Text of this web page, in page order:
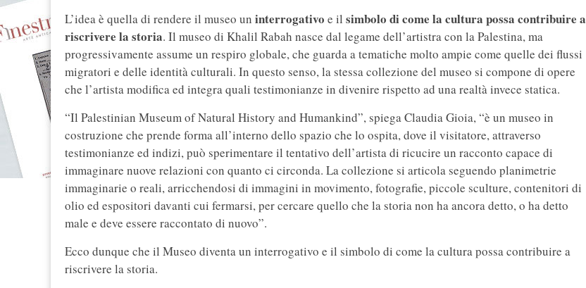
L’idea è quella di rendere il museo un interrogativo e il simbolo di come la cultura possa contribuire a
riscrivere la storia. Il museo di Khalil Rabah nasce dal legame dell’artistra con la Palestina, ma
progressivamente assume un respiro globale, che guarda a tematiche molto ampie come quelle dei flussi
migratori e delle identità culturali. In questo senso, la stessa collezione del museo si compone di opere
che l’artista modifica ed integra quali testimonianze in divenire rispetto ad una realtà invece statica.
“Il Palestinian Museum of Natural History and Humankind”, spiega Claudia Gioia, “è un museo in
costruzione che prende forma all’interno dello spazio che lo ospita, dove il visitatore, attraverso
testimonianze ed indizi, può sperimentare il tentativo dell’artista di ricucire un racconto capace di
immaginare nuove relazioni con quanto ci circonda. La collezione si articola seguendo planimetrie
immaginarie o reali, arricchendosi di immagini in movimento, fotografie, piccole sculture, contenitori di
olio ed espositori davanti cui fermarsi, per cercare quello che la storia non ha ancora detto, o ha detto
male e deve essere raccontato di nuovo”.
Ecco dunque che il Museo diventa un interrogativo e il simbolo di come la cultura possa contribuire a
riscrivere la storia.